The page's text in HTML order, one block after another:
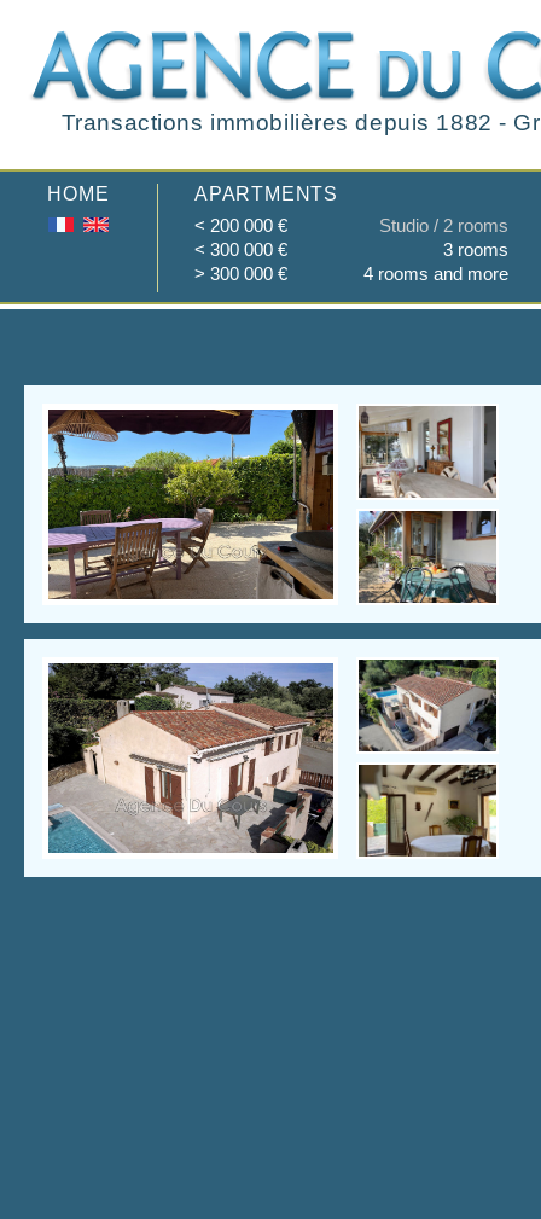
Transactions immobilières depuis 1882 -
HOME
APARTMENTS
< 200 000 €
< 300 000 €
> 300 000 €
Studio / 2 rooms
3 rooms
4 rooms and more